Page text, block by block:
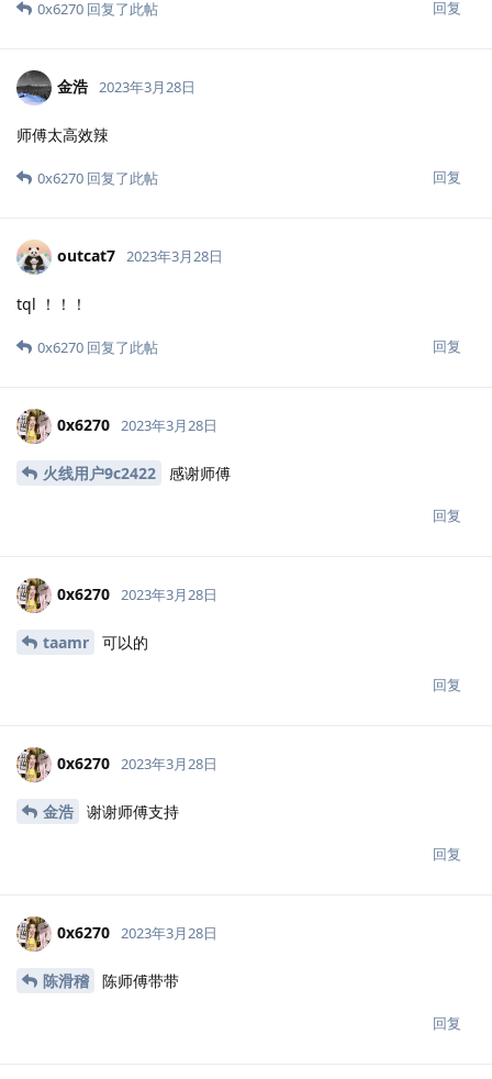
回复
0x6270 回复了此帖
金浩 2023年3月28日
师傅太高效辣
回复
0x6270 回复了此帖
outcat7 2023年3月28日
tql ！！！
回复
0x6270 回复了此帖
0x6270 2023年3月28日
火线用户9c2422 感谢师傅
回复
0x6270 2023年3月28日
taamr 可以的
回复
0x6270 2023年3月28日
金浩 谢谢师傅支持
回复
0x6270 2023年3月28日
陈滑稽 陈师傅带带
回复